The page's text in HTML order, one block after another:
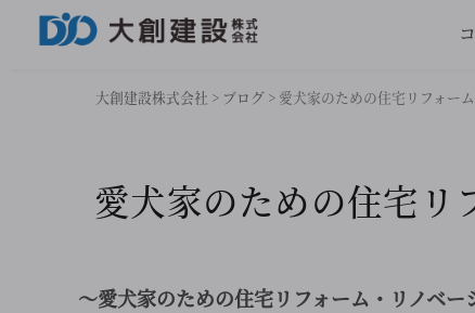
大創建設株式会社 > ブログ > 愛犬家のための住宅リフォー
愛犬家のための住宅
～愛犬家のための住宅リフォーム・リノベ